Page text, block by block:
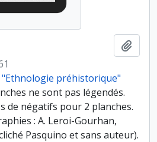
"Ethnologie préhistorique"
ne sont pas légendés.
de négatifs pour 2 planches.
: A. Leroi-Gourhan,
Pasquino et sans auteur).